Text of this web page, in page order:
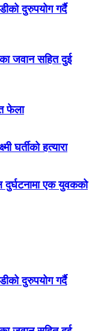
दुरुपयोग गर्दै
जवान सहित दुई
फेला
घर्तीको हत्यारा
दुर्घटनामा एक युवकको
दुरुपयोग गर्दै